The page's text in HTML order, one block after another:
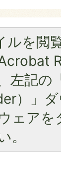
ルを閲
左記の
）」
ェア
。